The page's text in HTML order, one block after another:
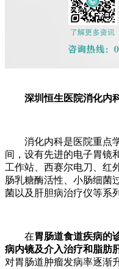
深圳恒生医院消化内
消化内科是医院重点学
间，设有先进的电子胃镜
工作站、西赛尔电刀、红
肠乳糖酶活性、小肠细菌
菌以及肝胆病治疗仪等系
在胃肠道食道疾病的
病内镜及介入治疗和脂肪
对胃肠道肿瘤发病率逐渐